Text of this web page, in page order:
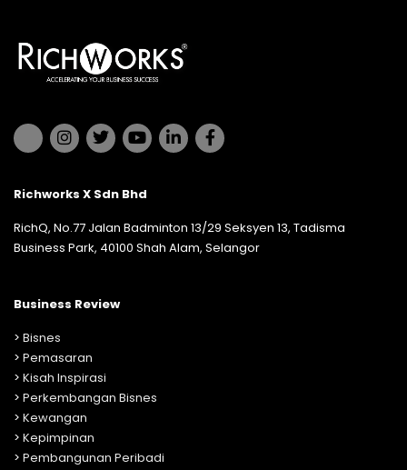
Richworks X Sdn Bhd
RichQ, No.77 Jalan Badminton 13/29 Seksyen 13, Tadisma
Business Park, 40100 Shah Alam, Selangor
Business Review
> Bisnes
> Pemasaran
> Kisah Inspirasi
> Perkembangan Bisnes
> Kewangan
> Kepimpinan
> Pembangunan Peribadi